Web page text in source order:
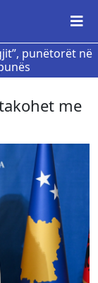
punëtorët në
me